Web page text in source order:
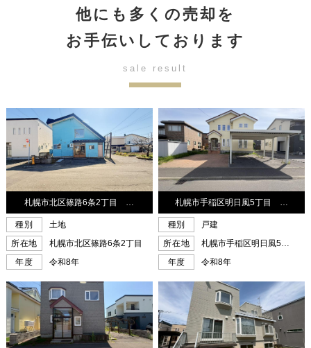
他にも多くの売却を
お手伝いしております
sale result